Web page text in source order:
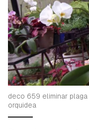
Para poder
iniciar sesión con
INICIAR SESIÓN
deco 659 eliminar
orquidea
Gracias por
ACEPTAR